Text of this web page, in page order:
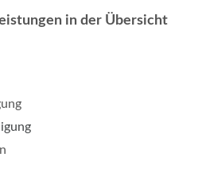
in der Übersicht